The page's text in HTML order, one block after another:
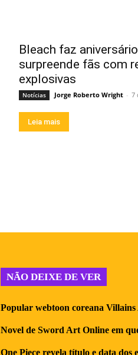
Bleach faz
surpreende fãs com
explosivas
Notícias Jorge Roberto Wright - 7
Leia mais
NÃO DEIXE DE VER
Popular webtoon coreana
Novel de Sword Art Online em
One Piece revela título e data dos